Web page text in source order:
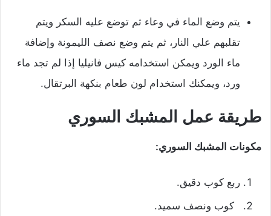
يتم وضع الماء في وعاء ثم توضع عليه السكر ويتم
تقلبهم علي النار، ثم يتم وضع نصف الليمونة وإضافة
ماء الورد ويمكن استخدامه كيس فانيليا إذا لم تجد ماء
ورد، ويمكنك استخدام لون طعام بنكهة البرتقال.
طريقة عمل المشبك السوري
مكونات المشبك السوري:
ربع كوب دقيق.
كوب ونصف سميد.